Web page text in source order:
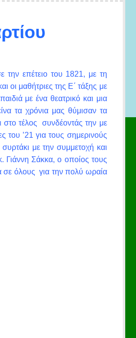
την επέτειο του 1821, με τη
οι μαθήτριες της Ε΄ τάξης με
με ένα θεατρικό και μια
τα χρόνια μας θύμισαν τα
στο τέλος συνδέοντάς την με
του ’21 για τους σημερινούς
με την συμμετοχή και
Γιάννη Σάκκα, ο οποίος τους
σε όλους για την πολύ ωραία